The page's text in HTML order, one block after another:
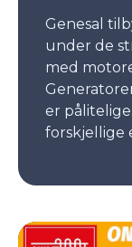
Genesal
under de
med
er
forskjellige